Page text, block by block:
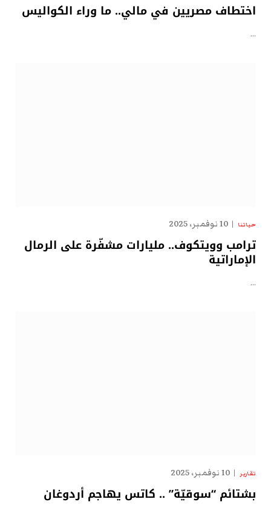
اختطاف مصريين في مالي.. ما وراء الكواليس
…
حياتنا 10 نوفمبر، 2025
ترامب وويتكوف.. مليارات مشفّرة على الرمال
الإماراتية
…
تقارير 10 نوفمبر، 2025
بشتائم “سوقيّة” .. كاتس يهاجم أردوغان